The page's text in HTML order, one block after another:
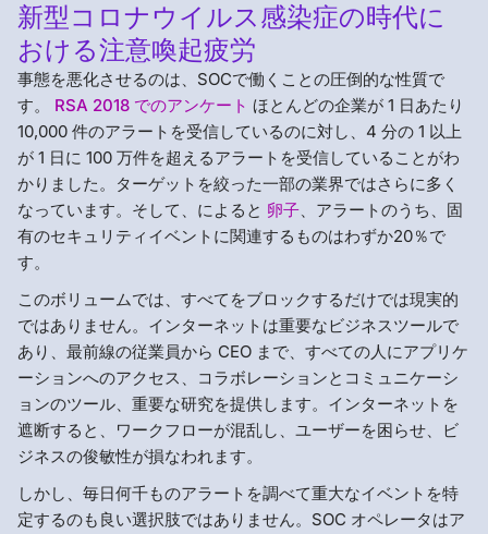
新型コロナウイルス感染症の時代に
おける注意喚起疲労
事態を悪化させるのは、SOCで働くことの圧倒的な性質で
す。 RSA 2018 でのアンケート ほとんどの企業が 1 日あたり
10,000 件のアラートを受信しているのに対し、4 分の 1 以上
が 1 日に 100 万件を超えるアラートを受信していることがわ
かりました。ターゲットを絞った一部の業界ではさらに多く
なっています。そして、によると 卵子、アラートのうち、固
有のセキュリティイベントに関連するものはわずか20％で
す。
このボリュームでは、すべてをブロックするだけでは現実的
ではありません。インターネットは重要なビジネスツールで
あり、最前線の従業員から CEO まで、すべての人にアプリケ
ーションへのアクセス、コラボレーションとコミュニケーシ
ョンのツール、重要な研究を提供します。インターネットを
遮断すると、ワークフローが混乱し、ユーザーを困らせ、ビ
ジネスの俊敏性が損なわれます。
しかし、毎日何千ものアラートを調べて重大なイベントを特
定するのも良い選択肢ではありません。SOC オペレータはア